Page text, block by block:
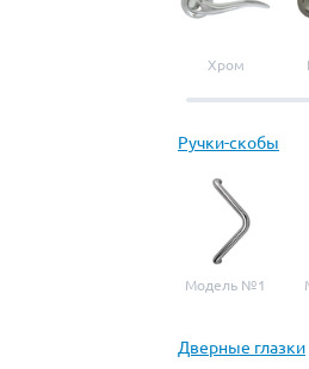
Хром
Ручки-скобы
Модель №1
Дверные глазки